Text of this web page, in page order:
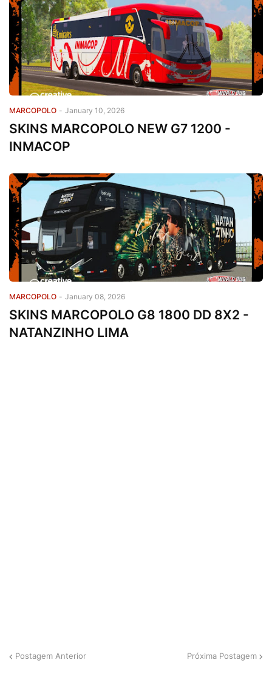
MARCOPOLO - January 10, 2026
SKINS MARCOPOLO NEW G7 1200 -
INMACOP
MARCOPOLO - January 08, 2026
SKINS MARCOPOLO G8 1800 DD 8X2 -
NATANZINHO LIMA
Postagem Anterior Próxima Postagem